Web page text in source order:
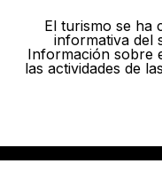
El turismo se ha
informativa del
Información sobre
las actividades de